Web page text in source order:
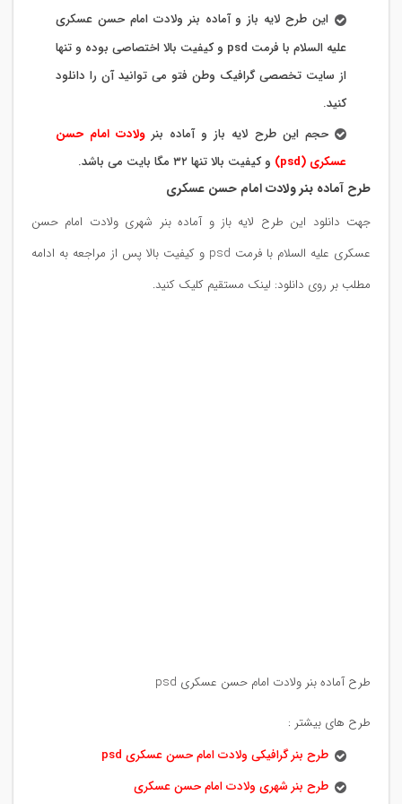
این طرح لایه باز و آماده بنر ولادت امام حسن عسکری
علیه السلام با فرمت psd و کیفیت بالا اختصاصی بوده و تنها
از سایت تخصصی گرافیک وطن فتو می توانید آن را دانلود
کنید.
حجم این طرح لایه باز و آماده بنرولادت امام حسن
عسکری (psd)
و کیفیت بالا تنها ۳۲ مگا بایت می باشد.
طرح آماده بنر ولادت امام حسن عسکری
جهت دانلود این طرح لایه باز و آماده بنر شهری ولادت امام حسن
عسکری علیه السلام با فرمت psd و کیفیت بالا پس از مراجعه به ادامه
مطلب بر روی دانلود: لینک مستقیم کلیک کنید.
طرح آماده بنر ولادت امام حسن عسکری psd
طرح های بیشتر :
طرح بنر گرافیکی ولادت امام حسن عسکری psd
طرح بنر شهری ولادت امام حسن عسکری